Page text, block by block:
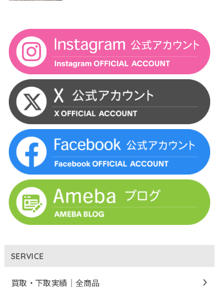
SERVICE
買取・下取実績｜全商品